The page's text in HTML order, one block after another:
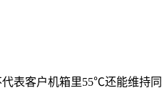
表客户机箱里55℃还能维持同